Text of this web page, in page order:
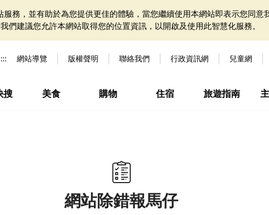
務，並有助於為您提供更佳的體驗，當您繼續使用本網站即表示您同意
們建議您允許本網站取得您的位置資訊，以開啟及使用此智慧化服務。
::: 網站導覽 版權聲明 聯絡我們 行政資訊網 兒童網
搜 美食 購物 住宿 旅遊指南
網站除錯報馬仔